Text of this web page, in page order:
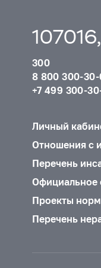
300
8 800 300-
+7 499 300-
Личный
Отношения с
Перечень
Официальное
Проекты
Перечень